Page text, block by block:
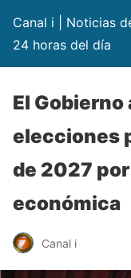
Canal i | Noticias
24 horas del día
El
elecciones
de 2027
económica
Canal i